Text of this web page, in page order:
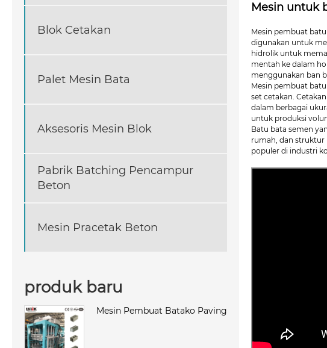
Blok Cetakan
Palet Mesin Bata
Aksesoris Mesin Blok
Pabrik Batching Pencampur
Beton
Mesin Pracetak Beton
produk baru
Mesin Pembuat Batako Paving
Mesin untuk
Mesin pembuat
digunakan untuk
hidrolik untuk
mentah ke dalam
menggunakan ban
Mesin pembuat
set cetakan.
dalam berbagai
untuk produksi
Batu bata semen
rumah, dan struktur
populer di industri